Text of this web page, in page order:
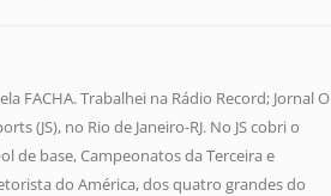
FACHA. Trabalhei na Rádio Record; Jornal O
(JS), no Rio de Janeiro-RJ. No JS cobri o
de base, Campeonatos da Terceira e
do América, dos quatro grandes do